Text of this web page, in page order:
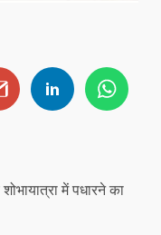
में पधारने का